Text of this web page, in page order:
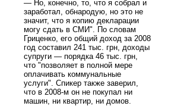
— Но, конечно, то, что я собрал и
заработал, обнародую, но это не
значит, что я копию декларации
могу сдать в СМИ". По словам
Гриценко, его общий доход за 2008
год составил 241 тыс. грн, доходы
супруги — порядка 46 тыс. грн,
что "позволяет в полной мере
оплачивать коммунальные
услуги". Спикер также заверил,
что в 2008-м он не покупал ни
машин, ни квартир, ни домов.